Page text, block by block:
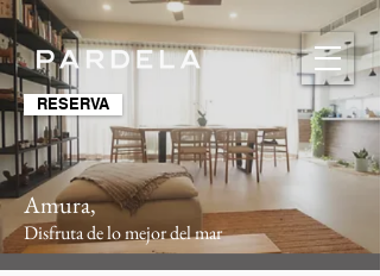
RESERVA
Amura,
Disfruta de lo mejor del mar